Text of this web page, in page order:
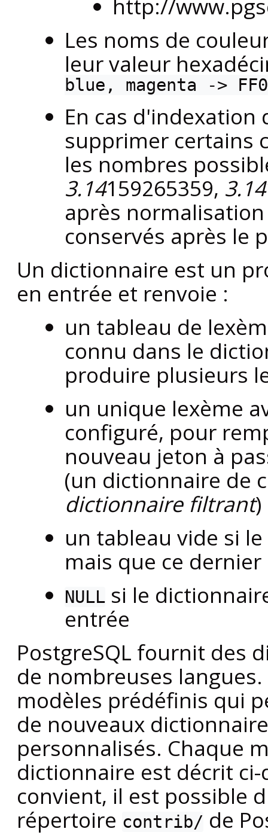
http://
Les noms de
leur valeur
blue, magenta ->
En cas
supprimer certains
les nombres
3.14159265359, 3.14
après
conservés après le
Un dictionnaire est un
en entrée et renvoie :
un tableau de
connu dans le
produire plusieurs
un unique lexème
configuré, pour
nouveau jeton à
(un dictionnaire de
dictionnaire filtrant)
un tableau vide si
mais que ce
NULL si le
entrée
PostgreSQL fournit des
de nombreuses
modèles prédéfinis qui
de nouveaux
personnalisés. Chaque
dictionnaire est décrit
convient, il est possible
répertoire contrib/ de